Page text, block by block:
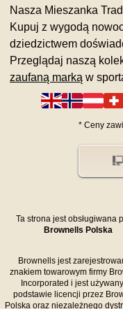
Nasza Mieszanka
Kupuj z wygodą
dziedzictwem
Przeglądaj naszą
zaufaną marką w
* Ceny
Ta strona jest obsługiwana
Brownells Polska
Brownells jest
znakiem towarowym firmy
Incorporated i jest
podstawie licencji przez
Polska oraz niezależnego